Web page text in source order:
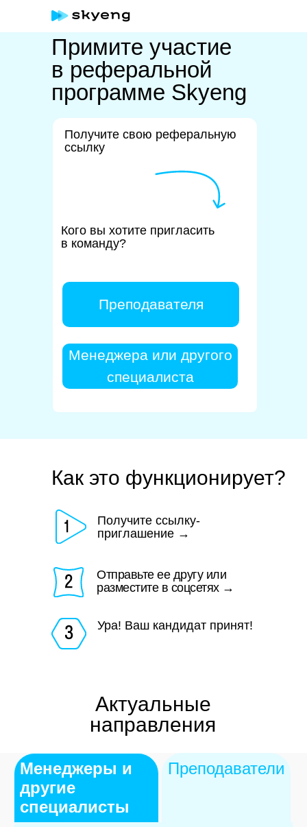
Примите участие
в реферальной
программе Skyeng
Получите свою реферальную
ссылку
Кого вы хотите пригласить
в команду?
Менеджера или другого
специалиста
Преподавателя
Отправьте ее другу или
разместите в соцсетях →
Получите ссылку-
приглашение →
В зависимости от профиля
специалиста, статусов набора и
акций, оно может быть увеличено в
Как это функционирует?
Ура! Ваш кандидат принят!
Актуальные
направления
Менеджеры и
другие
специалисты
Преподаватели